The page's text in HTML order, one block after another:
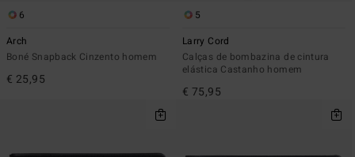
6
Arch
Boné Snapback Cinzento homem
€ 25,95
5
Larry Cord
Calças de bombazina de cintura
elástica Castanho homem
€ 75,95